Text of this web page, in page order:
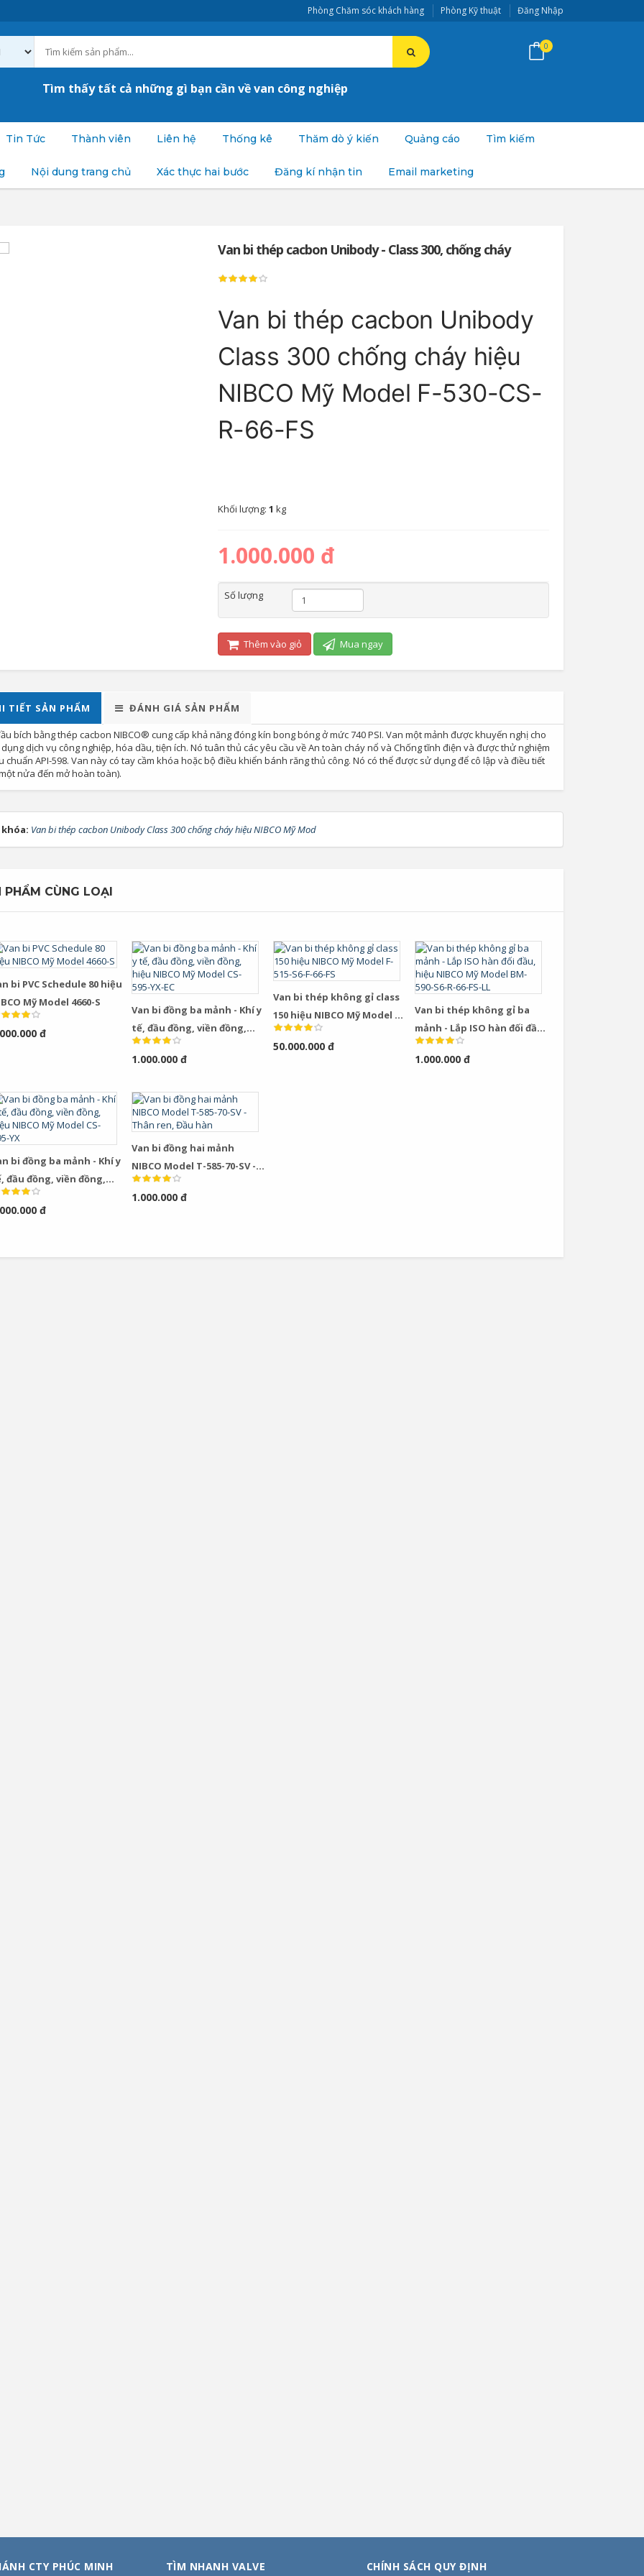
Phòng Chăm sóc khách hàng Phòng Kỹ thuật Đăng Nhập
Tìm thấy tất cả những gì bạn cần về van công nghiệp
0
Tin Tức Thành viên Liên hệ Thống kê Thăm dò ý kiến Quảng cáo Tìm kiếm
Nội dung trang chủ Xác thực hai bước Đăng kí nhận tin Email marketing
Van bi thép cacbon Unibody - Class 300, chống cháy
Van bi thép cacbon Unibody
Class 300 chống cháy hiệu
NIBCO Mỹ Model F-530-CS-
R-66-FS
Khối lượng: 1 kg
1.000.000 đ
Số lượng
Thêm vào giỏ Mua ngay
TIẾT SẢN PHẨM ĐÁNH GIÁ SẢN PHẨM
bích bằng thép cacbon NIBCO® cung cấp khả năng đóng kín bong bóng ở mức 740 PSI. Van một mảnh được khuyến nghị cho
dịch vụ công nghiệp, hóa dầu, tiện ích. Nó tuân thủ các yêu cầu về An toàn cháy nổ và Chống tĩnh điện và được thử nghiệm
chuẩn API-598. Van này có tay cầm khóa hoặc bộ điều khiển bánh răng thủ công. Nó có thể được sử dụng để cô lập và điều tiết
nửa đến mở hoàn toàn).
Van bi thép cacbon Unibody Class 300 chống cháy hiệu NIBCO Mỹ Mod
PHẨM CÙNG LOẠI
bi PVC Schedule 80 hiệu
Mỹ Model 4660-S
đ
Van bi đồng ba mảnh - Khí y
tế, đầu đồng, viền đồng,
hiệu NIBCO Mỹ Model CS-
595-YX-EC
1.000.000 đ
Van bi thép không gỉ class
150 hiệu NIBCO Mỹ Model F-
515-S6-F-66-FS
50.000.000 đ
Van bi thép không gỉ ba
mảnh - Lắp ISO hàn đối đầu,
hiệu NIBCO Mỹ Model BM-
590-S6-R-66-FS-LL
1.000.000 đ
bi đồng ba mảnh - Khí y
đầu đồng, viền đồng,
NIBCO Mỹ Model CS-
YX
đ
Van bi đồng hai mảnh
NIBCO Model T-585-70-SV -
Thân ren, Đầu hàn
1.000.000 đ
CTY PHÚC MINH TÌM NHANH VALVE CHÍNH SÁCH QUY ĐỊNH